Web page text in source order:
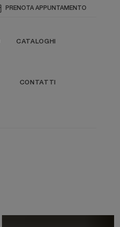
PRENOTA APPUNTAMENTO
CATALOGHI
CONTATTI